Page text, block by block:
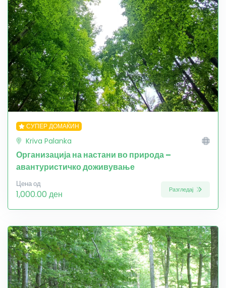
СУПЕР ДОМАЌИН
Kriva Palanka
Организација на настани во природа –
авантуристичко доживување
Цена од
1,000.00 ден Разгледај